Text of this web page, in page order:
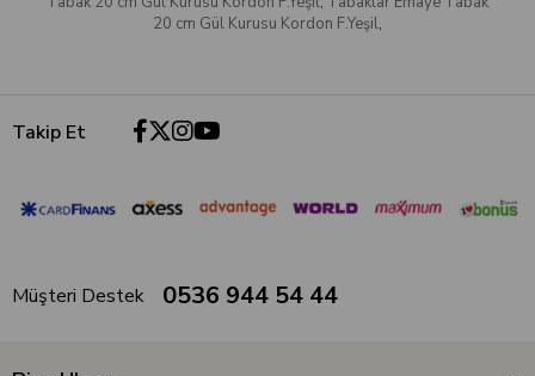
20 cm Gül Kurusu Kordon F.Yeşil,
Takip Et
Müşteri Destek 0536 944 54 44